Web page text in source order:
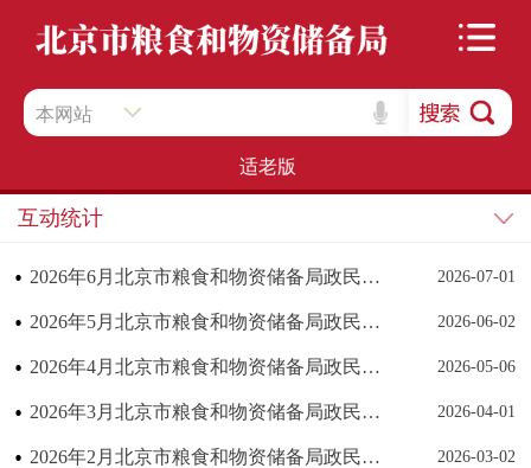
本网站
适老版
互动统计
2026年6月北京市粮食和物资储备局政民互动数据统计 2026-07-01
2026年5月北京市粮食和物资储备局政民互动数据统计 2026-06-02
2026年4月北京市粮食和物资储备局政民互动数据统计 2026-05-06
2026年3月北京市粮食和物资储备局政民互动数据统计 2026-04-01
2026年2月北京市粮食和物资储备局政民互动数据统计 2026-03-02